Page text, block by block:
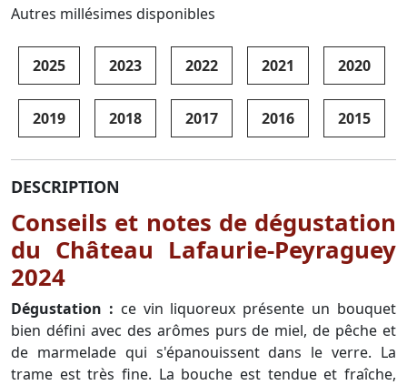
Autres millésimes disponibles
2025 2023 2022 2021 2020
2019 2018 2017 2016 2015
DESCRIPTION
Conseils et notes de dégustation
du Château Lafaurie-Peyraguey
2024
Dégustation : ce vin liquoreux présente un bouquet
bien défini avec des arômes purs de miel, de pêche et
de marmelade qui s'épanouissent dans le verre. La
trame est très fine. La bouche est tendue et fraîche,